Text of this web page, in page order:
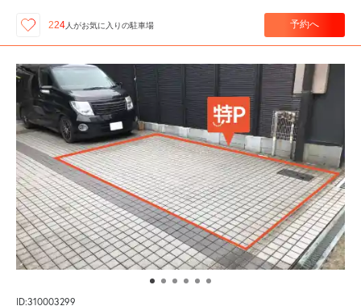
224 人がお気に入りの駐車場 予約へ
ID:310003299